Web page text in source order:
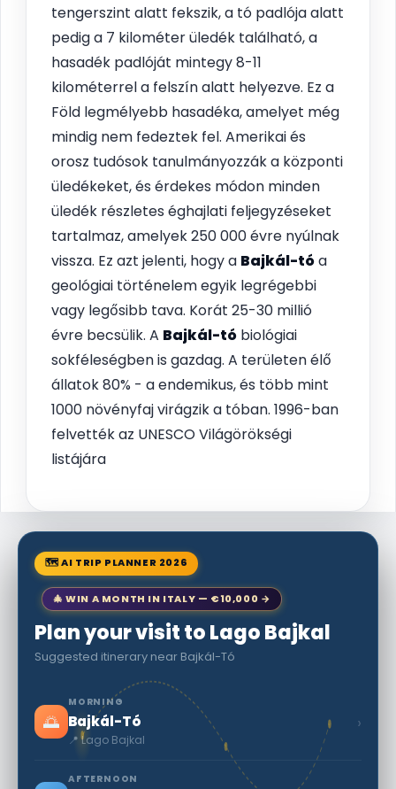
tengerszint alatt fekszik, a tó padlója alatt
pedig a 7 kilométer üledék található, a
hasadék padlóját mintegy 8-11
kilométerrel a felszín alatt helyezve. Ez a
Föld legmélyebb hasadéka, amelyet még
mindig nem fedeztek fel. Amerikai és
orosz tudósok tanulmányozzák a központi
üledékeket, és érdekes módon minden
üledék részletes éghajlati feljegyzéseket
tartalmaz, amelyek 250 000 évre nyúlnak
vissza. Ez azt jelenti, hogy a Bajkál-tóa
geológiai történelem egyik legrégebbi
vagy legősibb tava. Korát 25-30 millió
évre becsülik. A Bajkál-tó biológiai
sokféleségben is gazdag. A területen élő
állatok 80% - a endemikus, és több mint
1000 növényfaj virágzik a tóban. 1996-ban
felvették az UNESCO Világörökségi
listájára
🗺 AI TRIP PLANNER 2026
🎄 WIN A MONTH IN ITALY — €10,000 →
Plan your visit to Lago Bajkal
Suggested itinerary near Bajkál-Tó
🌅
MORNING
Bajkál-Tó
📍 Lago Bajkal
›
AFTERNOON